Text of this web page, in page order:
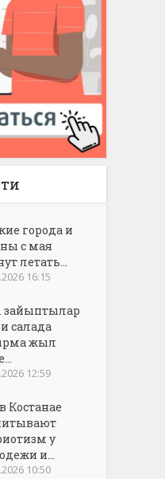
города и
с мая
летать...
16:15
зайыптылар
салада
жыл
12:59
Костанае
у
и...
10:50